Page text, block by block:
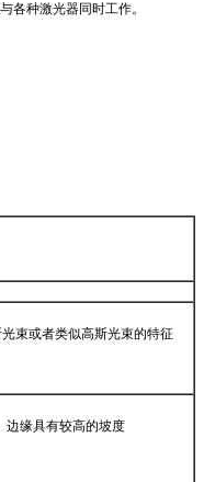
各种激光器同时工作。
束或者类似高斯光束的特征
边缘具有较高的坡度